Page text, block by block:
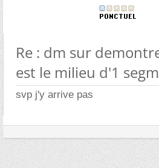
Re : dm sur
est le milieu d'1
svp j'y arrive pas